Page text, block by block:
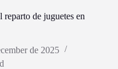
de juguetes en
de 2025